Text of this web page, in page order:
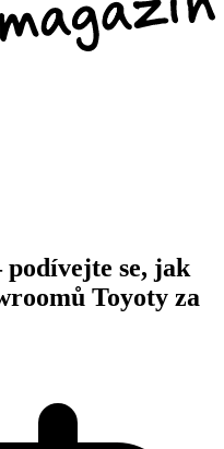
podívejte se, jak
Toyoty za